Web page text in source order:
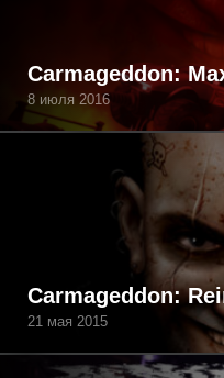
Carmageddon:
8 июля 2016
Carmageddon:
21 мая 2015